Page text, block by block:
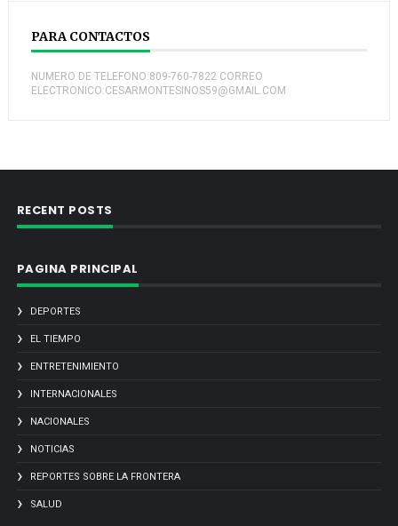
PARA CONTACTOS
NUMERO DE TELEFONO:809-760-7822 CORREO
ELECTRONICO:CESARMONTESINOS59@GMAIL.COM
RECENT POSTS
PAGINA PRINCIPAL
DEPORTES
EL TIEMPO
ENTRETENIMIENTO
INTERNACIONALES
NACIONALES
NOTICIAS
REPORTES SOBRE LA FRONTERA
SALUD